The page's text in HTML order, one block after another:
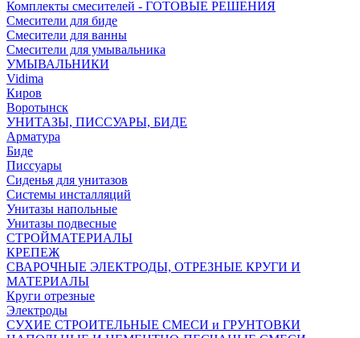
Комплекты смесителей - ГОТОВЫЕ РЕШЕНИЯ
Смесители для биде
Смесители для ванны
Смесители для умывальника
УМЫВАЛЬНИКИ
Vidima
Киров
Воротынск
УНИТАЗЫ, ПИССУАРЫ, БИДЕ
Арматура
Биде
Писсуары
Сиденья для унитазов
Системы инсталляций
Унитазы напольные
Унитазы подвесные
СТРОЙМАТЕРИАЛЫ
КРЕПЕЖ
СВАРОЧНЫЕ ЭЛЕКТРОДЫ, ОТРЕЗНЫЕ КРУГИ И
МАТЕРИАЛЫ
Круги отрезные
Электроды
СУХИЕ СТРОИТЕЛЬНЫЕ СМЕСИ и ГРУНТОВКИ